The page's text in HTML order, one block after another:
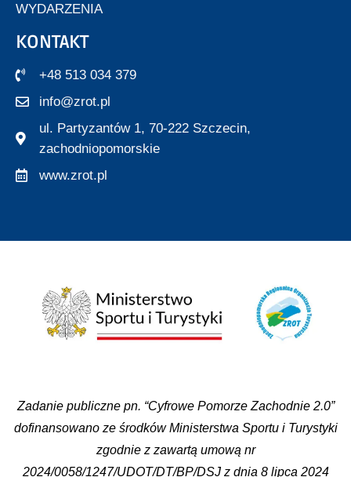
WYDARZENIA
KONTAKT
+48 513 034 379
info@zrot.pl
ul. Partyzantów 1, 70-222 Szczecin,
zachodniopomorskie
www.zrot.pl
Zadanie publiczne pn. “Cyfrowe Pomorze Zachodnie 2.0”
dofinansowano ze środków Ministerstwa Sportu i Turystyki
zgodnie z zawartą umową nr
2024/0058/1247/UDOT/DT/BP/DSJ z dnia 8 lipca 2024